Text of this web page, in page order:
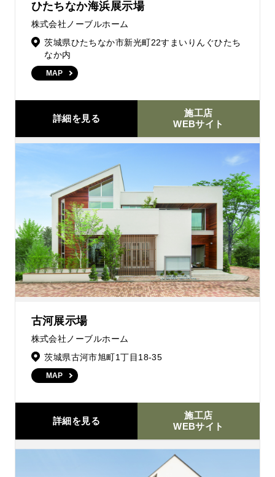
ひたちなか海浜展示場
株式会社ノーブルホーム
茨城県ひたちなか市新光町22すまいりんぐひたち
なか内
MAP
詳細を見る
施工店
WEBサイト
古河展示場
株式会社ノーブルホーム
茨城県古河市旭町1丁目18-35
MAP
詳細を見る
施工店
WEBサイト